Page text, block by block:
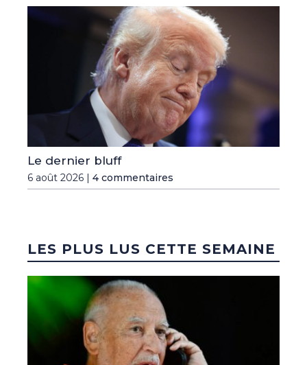
Le dernier bluff
6 août 2026 | 4 commentaires
LES PLUS LUS CETTE SEMAINE